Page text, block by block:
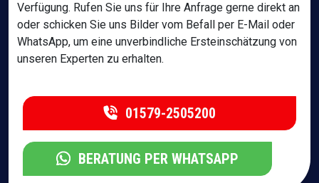
Verfügung. Rufen Sie uns für Ihre Anfrage gerne direkt an
oder schicken Sie uns Bilder vom Befall per E-Mail oder
WhatsApp, um eine unverbindliche Ersteinschätzung von
unseren Experten zu erhalten.
01579-2505200
BERATUNG PER WHATSAPP